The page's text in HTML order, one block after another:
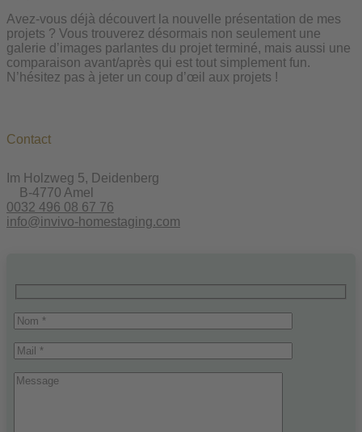
Avez-vous déjà découvert la nouvelle présentation de mes
projets ? Vous trouverez désormais non seulement une
galerie d’images parlantes du projet terminé, mais aussi une
comparaison avant/après qui est tout simplement fun.
N’hésitez pas à jeter un coup d’œil aux projets !
Contact
Im Holzweg 5, Deidenberg
B-4770 Amel
0032 496 08 67 76
info@invivo-homestaging.com